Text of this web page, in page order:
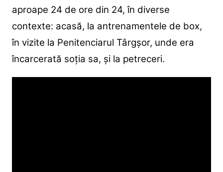
aproape 24 de ore din 24, în diverse
contexte: acasă, la antrenamentele de box,
în vizite la Penitenciarul Târgșor, unde era
încarcerată soția sa, și la petreceri.